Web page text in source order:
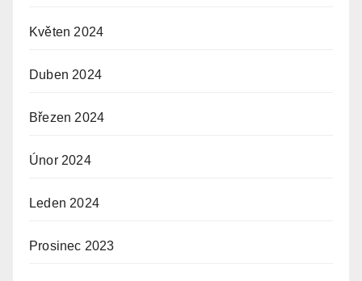
Květen 2024
Duben 2024
Březen 2024
Únor 2024
Leden 2024
Prosinec 2023